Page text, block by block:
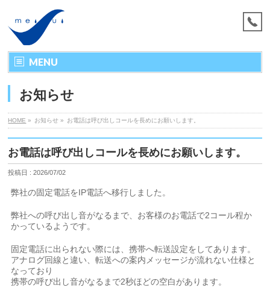
MENU
お知らせ
HOME » お知らせ » お電話は呼び出しコールを長めにお願いします。
お電話は呼び出しコールを長めにお願いします。
投稿日 : 2026/07/02
弊社の固定電話をIP電話へ移行しました。
弊社への呼び出し音がなるまで、お客様のお電話で2コール程か
かっているようです。
固定電話に出られない際には、携帯へ転送設定をしてあります。
アナログ回線と違い、転送への案内メッセージが流れない仕様と
なっており
携帯の呼び出し音がなるまで2秒ほどの空白があります。